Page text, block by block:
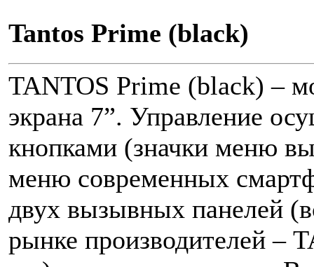
Tantos Prime (black)
TANTOS Prime (black) –
экрана 7”. Управление
кнопками (значки меню
меню современных
двух вызывных панелей
рынке производителей –